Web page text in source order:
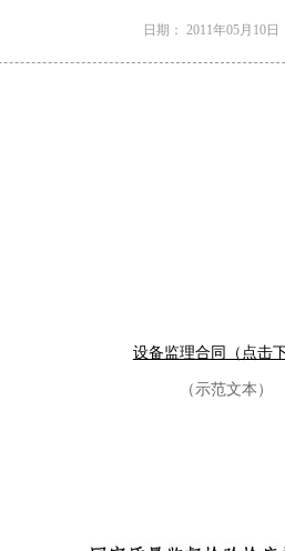
日期： 2011年05月10日
设备监理合同（点击
（示范文本）